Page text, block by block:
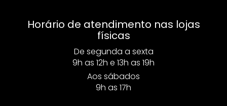
Horário de atendimento nas lojas
físicas
De segunda a sexta
9h as 12h e 13h as 19h
Aos sábados
9h as 17h